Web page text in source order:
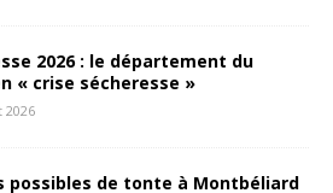
2026 : le département du
« crise sécheresse »
2026
possibles de tonte à Montbéliard